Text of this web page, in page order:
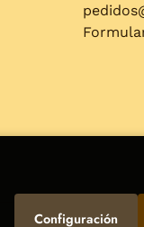
Configuración